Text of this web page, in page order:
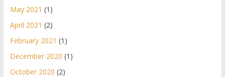
May 2021 (1)
April 2021 (2)
February 2021 (1)
December 2020 (1)
October 2020 (2)